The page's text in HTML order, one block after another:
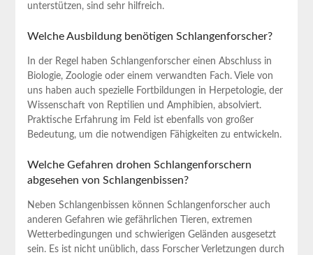
unterstützen, sind sehr hilfreich.
Welche Ausbildung benötigen Schlangenforscher?
In der Regel haben Schlangenforscher einen ‍Abschluss in
Biologie, Zoologie oder einem verwandten Fach.⁣ Viele von
uns haben auch spezielle⁣ Fortbildungen in Herpetologie, der
Wissenschaft von Reptilien und ⁣Amphibien, absolviert.
Praktische Erfahrung im Feld ist ebenfalls von großer
Bedeutung, um die notwendigen Fähigkeiten ⁣zu entwickeln.
Welche Gefahren drohen Schlangenforschern⁣
abgesehen von Schlangenbissen?
Neben Schlangenbissen können ‌Schlangenforscher auch
anderen Gefahren wie gefährlichen⁤ Tieren, extremen
Wetterbedingungen und schwierigen Geländen ausgesetzt
sein. Es ist nicht unüblich, dass Forscher Verletzungen durch‌